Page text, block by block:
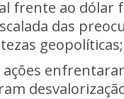
frente ao dólar
das
geopolíticas;